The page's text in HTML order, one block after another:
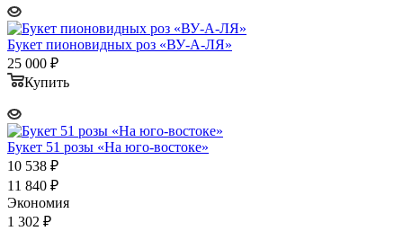
Букет пионовидных роз «ВУ-А-ЛЯ»
25 000 ₽
Купить
Букет 51 розы «На юго-востоке»
10 538 ₽
11 840 ₽
Экономия
1 302 ₽